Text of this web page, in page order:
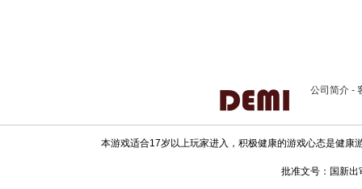
公司简介 -
本游戏适合17岁以上玩家进入，积极健康的游戏心态是健
批准文号：国新